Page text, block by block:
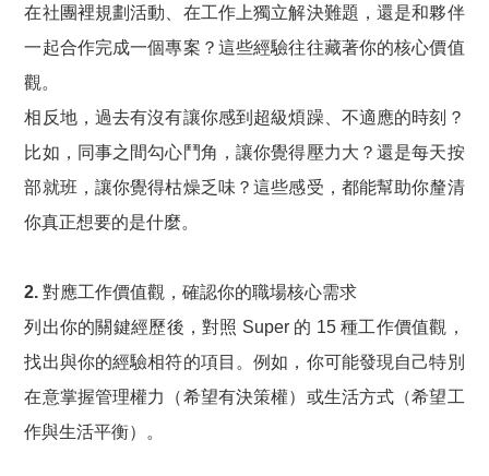
在社團裡規劃活動、在工作上獨立解決難題，還是和夥伴
一起合作完成一個專案？這些經驗往往藏著你的核心價值
觀。
相反地，過去有沒有讓你感到超級煩躁、不適應的時刻？
比如，同事之間勾心鬥角，讓你覺得壓力大？還是每天按
部就班，讓你覺得枯燥乏味？這些感受，都能幫助你釐清
你真正想要的是什麼。
2. 對應工作價值觀，確認你的職場核心需求
列出你的關鍵經歷後，對照 Super 的 15 種工作價值觀，
找出與你的經驗相符的項目。例如，你可能發現自己特別
在意掌握管理權力（希望有決策權）或生活方式（希望工
作與生活平衡）。